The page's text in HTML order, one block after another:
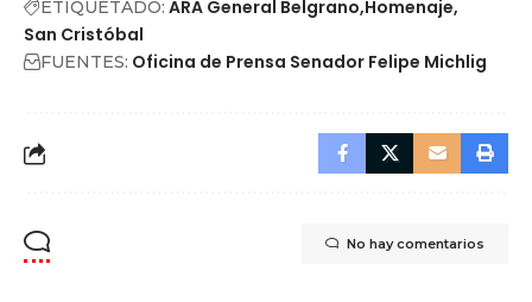
ETIQUETADO: ARA General Belgrano Homenaje
San Cristóbal
FUENTES: Oficina de Prensa Senador Felipe Michlig
No hay comentarios